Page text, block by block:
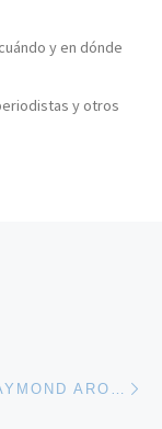
y en dónde
y otros